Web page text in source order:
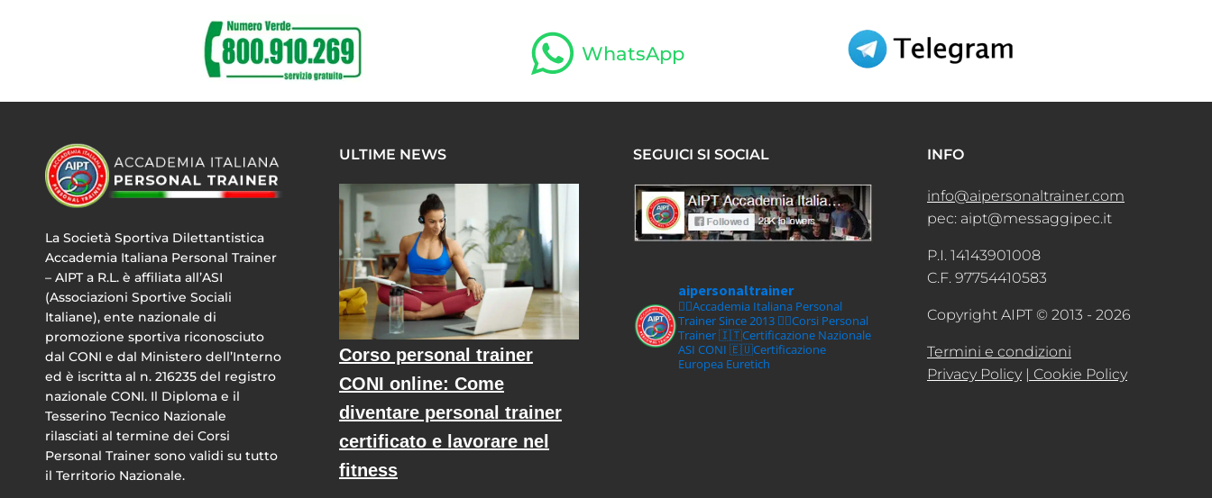
WhatsApp
La Società Sportiva Dilettantistica
Accademia Italiana Personal Trainer
– AIPT a R.L. è affiliata all’ASI
(Associazioni Sportive Sociali
Italiane), ente nazionale di
promozione sportiva riconosciuto
dal CONI e dal Ministero dell’Interno
ed è iscritta al n. 216235 del registro
nazionale CONI. Il Diploma e il
Tesserino Tecnico Nazionale
rilasciati al termine dei Corsi
Personal Trainer sono validi su tutto
il Territorio Nazionale.
ULTIME NEWS
Corso personal trainer
CONI online: Come
diventare personal trainer
certificato e lavorare nel
fitness
SEGUICI SI SOCIAL
aipersonaltrainer
🏋‍♀️Accademia Italiana Personal
Trainer Since 2013 🏋‍♂️Corsi Personal
Trainer🇮🇹Certificazione Nazionale
ASI CONI 🇪🇺Certificazione
Europea Euretich
INFO
info@aipersonaltrainer.com
pec: aipt@messaggipec.it
P.I. 14143901008
C.F. 97754410583
Copyright AIPT © 2013 - 2026
Termini e condizioni
Privacy Policy | Cookie Policy